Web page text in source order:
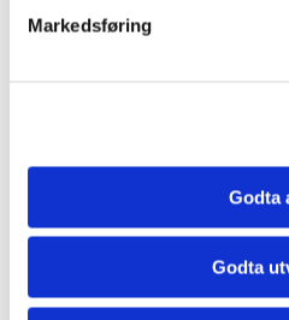
Markedsføring
Godta
Godta